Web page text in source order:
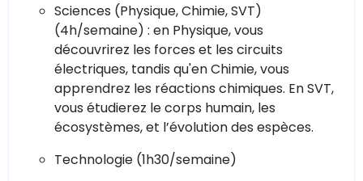
Sciences (Physique, Chimie, SVT)
(4h/semaine) : en Physique, vous
découvrirez les forces et les circuits
électriques, tandis qu'en Chimie, vous
apprendrez les réactions chimiques. En SVT,
vous étudierez le corps humain, les
écosystèmes, et l’évolution des espèces.
Technologie (1h30/semaine)